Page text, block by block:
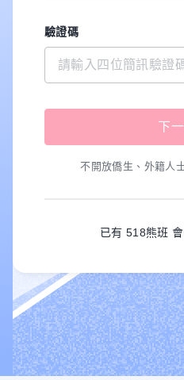
驗證碼
不開放僑生、外籍人
已有 518熊班 會